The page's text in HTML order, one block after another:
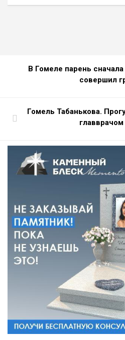
В Гомеле парень
совершил
Гомель Табанькова.